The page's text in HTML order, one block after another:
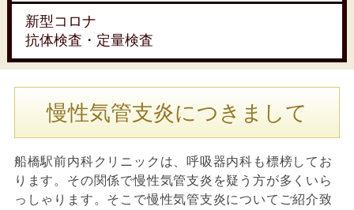
新型コロナ
抗体検査・定量検査
慢性気管支炎につきまして
船橋駅前内科クリニックは、呼吸器内科も標榜してお
ります。その関係で慢性気管支炎を疑う方が多くいら
っしゃります。そこで慢性気管支炎についてご紹介致